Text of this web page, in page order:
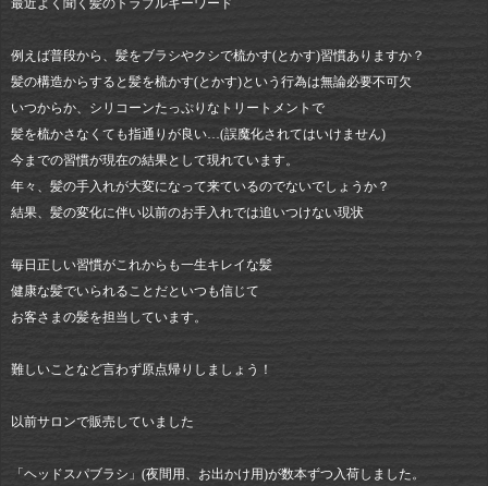
最近よく聞く髪のトラブルキーワード
例えば普段から、髪をブラシやクシで梳かす(とかす)習慣ありますか？
髪の構造からすると髪を梳かす(とかす)という行為は無論必要不可欠
いつからか、シリコーンたっぷりなトリートメントで
髪を梳かさなくても指通りが良い…(誤魔化されてはいけません)
今までの習慣が現在の結果として現れています。
年々、髪の手入れが大変になって来ているのでないでしょうか？
結果、髪の変化に伴い以前のお手入れでは追いつけない現状
毎日正しい習慣がこれからも一生キレイな髪
健康な髪でいられることだといつも信じて
お客さまの髪を担当しています。
難しいことなど言わず原点帰りしましょう！
以前サロンで販売していました
「ヘッドスパブラシ」(夜間用、お出かけ用)が数本ずつ入荷しました。